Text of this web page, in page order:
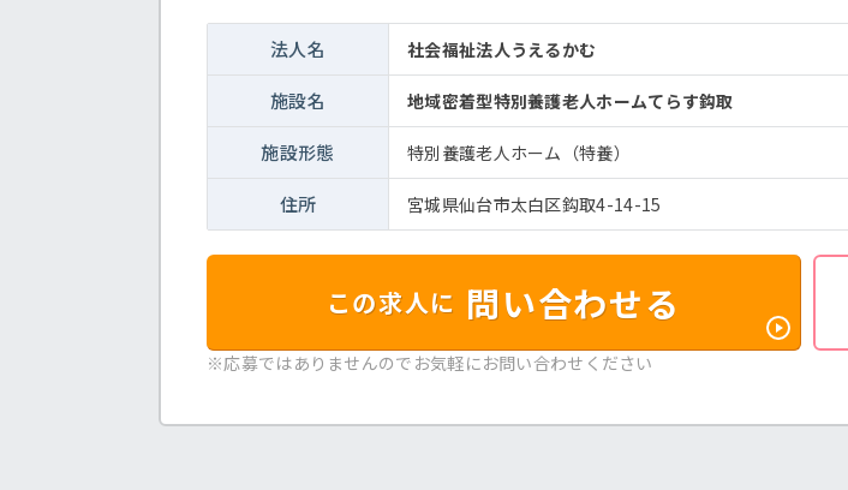
法人名 社会福祉法人うえるかむ
施設名 地域密着型特別養護老人ホームてらす鈎取
施設形態 特別養護老人ホーム（特養）
住所 宮城県仙台市太白区鈎取4-14-15
この求人に 問い合わせる
※応募ではありませんのでお気軽にお問い合わせください